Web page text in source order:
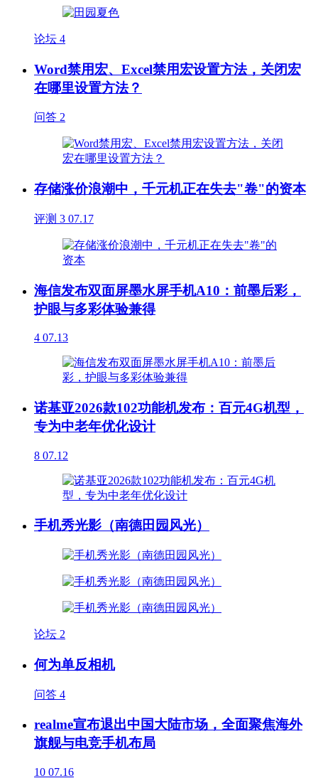
论坛 4
Word禁用宏、Excel禁用宏设置方法，关闭宏
在哪里设置方法？
问答 2
存储涨价浪潮中，千元机正在失去"卷"的资本
评测 3 07.17
海信发布双面屏墨水屏手机A10：前墨后彩，
护眼与多彩体验兼得
4 07.13
诺基亚2026款102功能机发布：百元4G机型，
专为中老年优化设计
8 07.12
手机秀光影（南德田园风光）
论坛 2
何为单反相机
问答 4
realme宣布退出中国大陆市场，全面聚焦海外
旗舰与电竞手机布局
10 07.16